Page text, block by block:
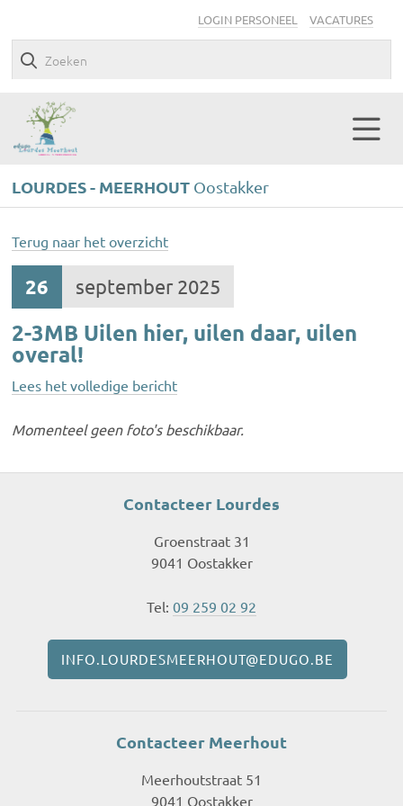
LOGIN PERSONEEL VACATURES
LOURDES - MEERHOUT Oostakker
Terug naar het overzicht
26 september 2025
2-3MB Uilen hier, uilen daar, uilen
overal!
Lees het volledige bericht
Momenteel geen foto's beschikbaar.
Contacteer Lourdes
Groenstraat 31
9041 Oostakker
Tel: 09 259 02 92
INFO.LOURDESMEERHOUT@EDUGO.BE
Contacteer Meerhout
Meerhoutstraat 51
9041 Oostakker